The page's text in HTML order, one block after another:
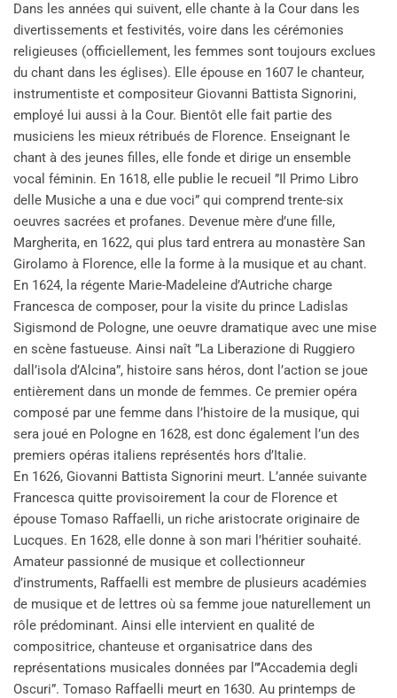
Dans les années qui suivent, elle chante à la Cour dans les
divertissements et festivités, voire dans les cérémonies
religieuses (officiellement, les femmes sont toujours exclues
du chant dans les églises). Elle épouse en 1607 le chanteur,
instrumentiste et compositeur Giovanni Battista Signorini,
employé lui aussi à la Cour. Bientôt elle fait partie des
musiciens les mieux rétribués de Florence. Enseignant le
chant à des jeunes filles, elle fonde et dirige un ensemble
vocal féminin. En 1618, elle publie le recueil ”Il Primo Libro
delle Musiche a una e due voci” qui comprend trente-six
oeuvres sacrées et profanes. Devenue mère d’une fille,
Margherita, en 1622, qui plus tard entrera au monastère San
Girolamo à Florence, elle la forme à la musique et au chant.
En 1624, la régente Marie-Madeleine d’Autriche charge
Francesca de composer, pour la visite du prince Ladislas
Sigismond de Pologne, une oeuvre dramatique avec une mise
en scène fastueuse. Ainsi naît ”La Liberazione di Ruggiero
dall’isola d’Alcina”, histoire sans héros, dont l’action se joue
entièrement dans un monde de femmes. Ce premier opéra
composé par une femme dans l’histoire de la musique, qui
sera joué en Pologne en 1628, est donc également l’un des
premiers opéras italiens représentés hors d’Italie.
En 1626, Giovanni Battista Signorini meurt. L’année suivante
Francesca quitte provisoirement la cour de Florence et
épouse Tomaso Raffaelli, un riche aristocrate originaire de
Lucques. En 1628, elle donne à son mari l’héritier souhaité.
Amateur passionné de musique et collectionneur
d’instruments, Raffaelli est membre de plusieurs académies
de musique et de lettres où sa femme joue naturellement un
rôle prédominant. Ainsi elle intervient en qualité de
compositrice, chanteuse et organisatrice dans des
représentations musicales données par l”’Accademia degli
Oscuri”. Tomaso Raffaelli meurt en 1630. Au printemps de